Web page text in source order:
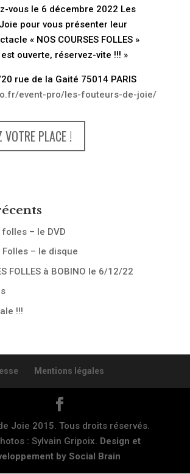
vous le 6 décembre 2022 Les
pour vous présenter leur
« NOS COURSES FOLLES »
ouverte, réservez-vite !!! »
rue de la Gaité 75014 PARIS
event-pro/les-fouteurs-de-joie/
VOTRE PLACE !
– le DVD
Folles – le disque
FOLLES à BOBINO le 6/12/22
!!!
Mentions légales
Joie 2015. Tous droits réservés.
: Sylvain Gripoix. Design et
by Social Brain